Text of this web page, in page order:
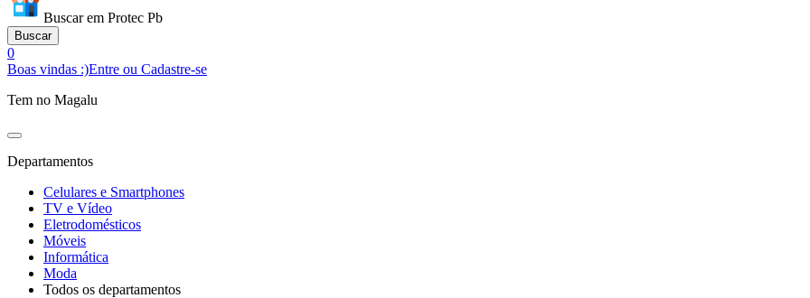
Buscar em Protec Pb
Buscar
0
Boas vindas :)Entre ou Cadastre-se
Tem no Magalu
Departamentos
Celulares e Smartphones
TV e Vídeo
Eletrodomésticos
Móveis
Informática
Moda
Todos os departamentos